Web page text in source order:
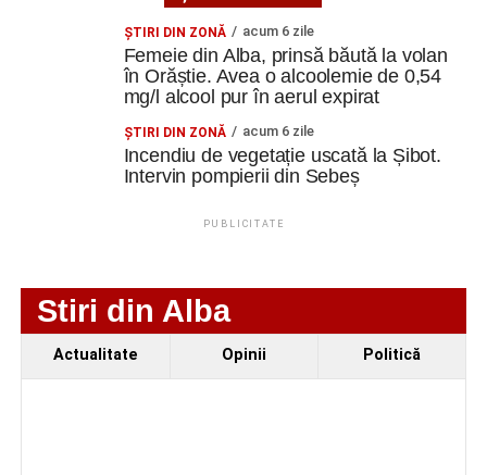
Competențele dobândite în cadrul acestor mobilități vor fi
valorificate în activitatea didactică de la clasă, contribuind
la realizarea unor lecții mai interactive, mai atractive și
mai eficiente. De asemenea, experiența acumulată va
transmis Laura Diana Teban.
Potrivit doamnei profesoare, un alt rezultat important al
participării la aceste cursuri îl reprezintă dezvoltarea unei
ŞTIRI DIN ZONĂ acum 6 zile
Femeie din Alba, prinsă băută la volan
în Orăștie. Avea o alcoolemie de 0,54
mg/l alcool pur în aerul expirat
ŞTIRI DIN ZONĂ acum 6 zile
Incendiu de vegetație uscată la Șibot.
Intervin pompierii din Sebeș
PUBLICITATE
Stiri din Alba
Actualitate Opinii Politică